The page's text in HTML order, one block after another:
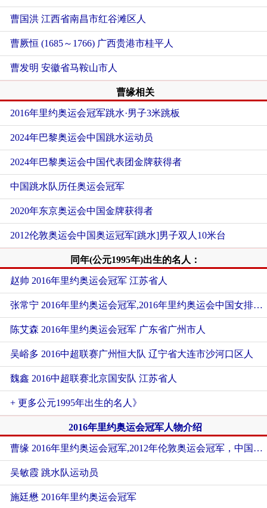
曹国洪 江西省南昌市红谷滩区人
曹厥恒 (1685～1766) 广西贵港市桂平人
曹发明 安徽省马鞍山市人
曹缘相关
2016年里约奥运会冠军跳水·男子3米跳板
2024年巴黎奥运会中国跳水运动员
2024年巴黎奥运会中国代表团金牌获得者
中国跳水队历任奥运会冠军
2020年东京奥运会中国金牌获得者
2012伦敦奥运会中国奥运冠军[跳水]男子双人10米台
同年(公元1995年)出生的名人：
赵帅 2016年里约奥运会冠军 江苏省人
张常宁 2016年里约奥运会冠军,2016年里约奥运会中国女排运动员 江苏省常州市人
陈艾森 2016年里约奥运会冠军 广东省广州市人
吴峪多 2016中超联赛广州恒大队 辽宁省大连市沙河口区人
魏鑫 2016中超联赛北京国安队 江苏省人
+ 更多公元1995年出生的名人》
2016年里约奥运会冠军人物介绍
曹缘 2016年里约奥运会冠军,2012年伦敦奥运会冠军，中国男子跳水队运动员
吴敏霞 跳水队运动员
施廷懋 2016年里约奥运会冠军